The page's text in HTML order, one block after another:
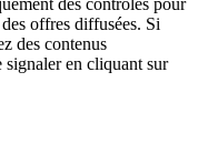
des contrôles pour
offres diffusées. Si
des contenus
en cliquant sur